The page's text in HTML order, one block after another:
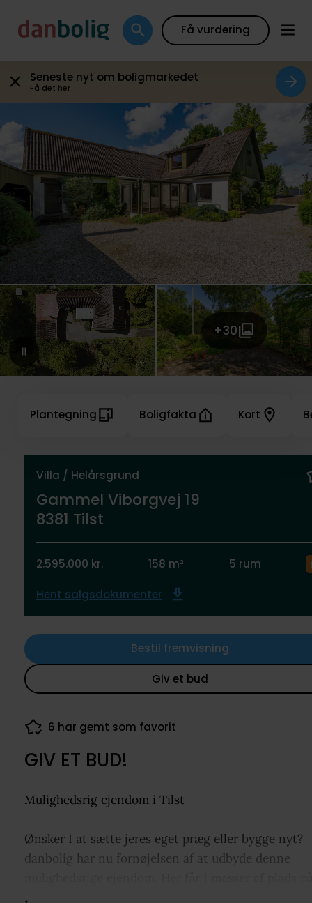
Få vurdering
Seneste nyt om boligmarkedet
Få det her
+30
Villa / Helårsgrund
Gammel Viborgvej 19
8381 Tilst
2.595.000 kr. 158 m² 5 rum
Hent salgsdokumenter
Giv et bud
Bestil fremvisning
Plantegning Boligfakta Kort
130 visninger de seneste 7 dage
GIV ET BUD!
Mulighedsrig ejendom i Tilst
Ønsker I at sætte jeres eget præg eller bygge nyt?
danbolig har nu fornøjelsen af at udbyde denne
4 medfølgende matrikler, som i alt byder på hele
Galleri Plantegning Boligfakta Kort